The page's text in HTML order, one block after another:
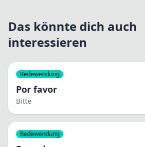
Das könnte dich auch
interessieren
Redewendung
Por favor
Bitte
Redewendung